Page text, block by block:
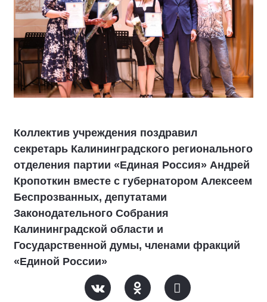
Коллектив учреждения поздравил
секретарь Калининградского регионального
отделения партии «Единая Россия» Андрей
Кропоткин вместе с губернатором Алексеем
Беспрозванных, депутатами
Законодательного Собрания
Калининградской области и
Государственной думы, членами фракций
«Единой России»